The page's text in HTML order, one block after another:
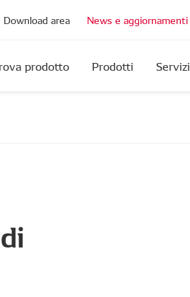
Download area News e aggiornamenti
prodotto Prodotti Servizi